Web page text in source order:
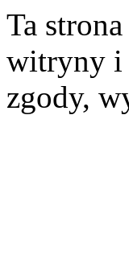
Ta
witryny i
zgody,